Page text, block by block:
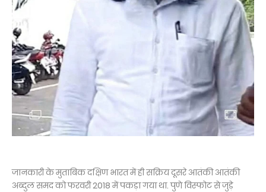
जानकारी के मुताबिक दक्षिण भारत में ही सक्रिय दूसरे आतंकी आतंकी
अब्दुल समद को फरवरी 2018 में पकड़ा गया था. पुणे विस्फोट से जुड़े